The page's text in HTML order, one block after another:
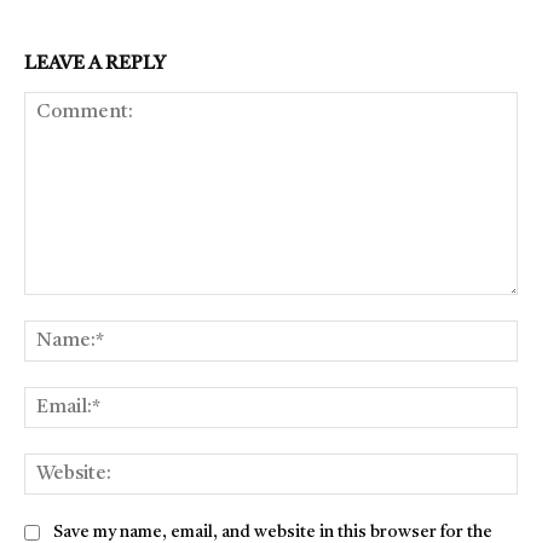
LEAVE A REPLY
Save my name, email, and website in this browser for the